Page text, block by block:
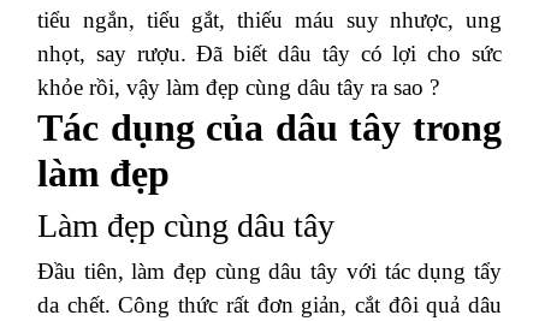
tiểu ngắn, tiểu gắt, thiếu máu suy nhược, ung
nhọt, say rượu. Đã biết dâu tây có lợi cho sức
khỏe rồi, vậy làm đẹp cùng dâu tây ra sao ?
Tác dụng của dâu tây trong
làm đẹp
Làm đẹp cùng dâu tây
Đầu tiên, làm đẹp cùng dâu tây với tác dụng tẩy
da chết. Công thức rất đơn giản, cắt đôi quả dâu